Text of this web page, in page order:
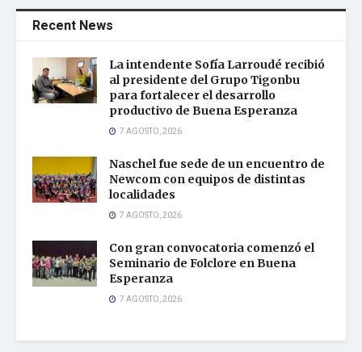
Recent News
La intendente Sofía Larroudé recibió
al presidente del Grupo Tigonbu
para fortalecer el desarrollo
productivo de Buena Esperanza
7 AGOSTO, 2026
Naschel fue sede de un encuentro de
Newcom con equipos de distintas
localidades
7 AGOSTO, 2026
Con gran convocatoria comenzó el
Seminario de Folclore en Buena
Esperanza
7 AGOSTO, 2026